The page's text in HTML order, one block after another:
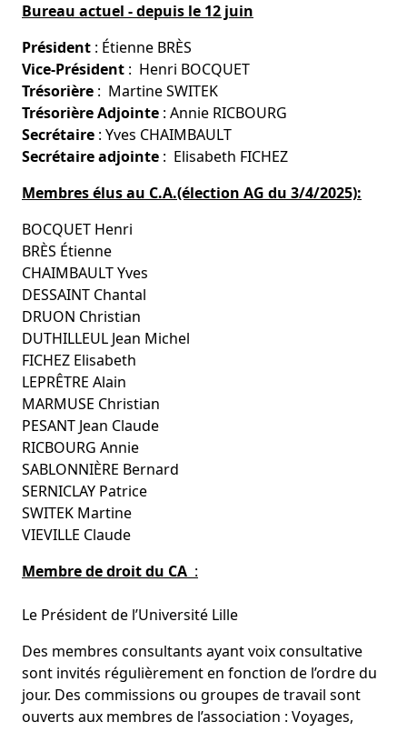
Bureau actuel - depuis le 12 juin
Président : Étienne BRÈS
Vice-Président : Henri BOCQUET
Trésorière : Martine SWITEK
Trésorière Adjointe : Annie RICBOURG
Secrétaire : Yves CHAIMBAULT
Secrétaire adjointe : Elisabeth FICHEZ
Membres élus au C.A.(élection AG du 3/4/2025):
BOCQUET Henri
BRÈS Étienne
CHAIMBAULT Yves
DESSAINT Chantal
DRUON Christian
DUTHILLEUL Jean Michel
FICHEZ Elisabeth
LEPRÊTRE Alain
MARMUSE Christian
PESANT Jean Claude
RICBOURG Annie
SABLONNIÈRE Bernard
SERNICLAY Patrice
SWITEK Martine
VIEVILLE Claude
Membre de droit du CA :
Le Président de l’Université Lille
Des membres consultants ayant voix consultative
sont invités régulièrement en fonction de l’ordre du
jour. Des commissions ou groupes de travail sont
ouverts aux membres de l’association : Voyages,